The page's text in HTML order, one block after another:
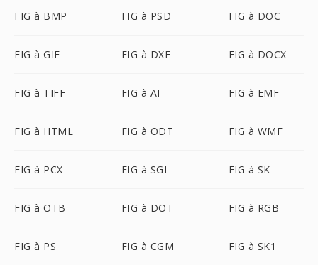
FIG à BMP FIG à PSD FIG à DOC
FIG à GIF FIG à DXF FIG à DOCX
FIG à TIFF FIG à AI FIG à EMF
FIG à HTML FIG à ODT FIG à WMF
FIG à PCX FIG à SGI FIG à SK
FIG à OTB FIG à DOT FIG à RGB
FIG à PS FIG à CGM FIG à SK1